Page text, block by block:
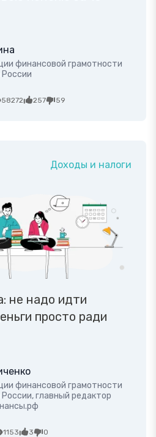
финансовой грамотности
58272 257 59
Доходы и налоги
не надо идти
просто ради
финансовой грамотности
главный редактор
1153 3 0